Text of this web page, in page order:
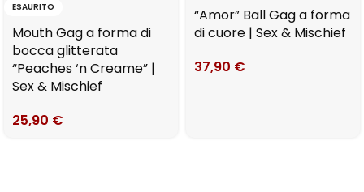
ESAURITO
Mouth Gag a forma di
bocca glitterata
“Peaches ‘n Creame” |
Sex & Mischief
25,90 €
“Amor” Ball Gag a forma
di cuore | Sex & Mischief
37,90 €